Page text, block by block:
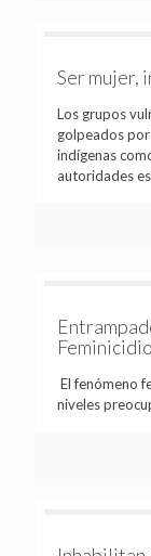
Ser mujer,
Los grupos
golpeados por
indígenas
autoridades
El fenómeno
niveles